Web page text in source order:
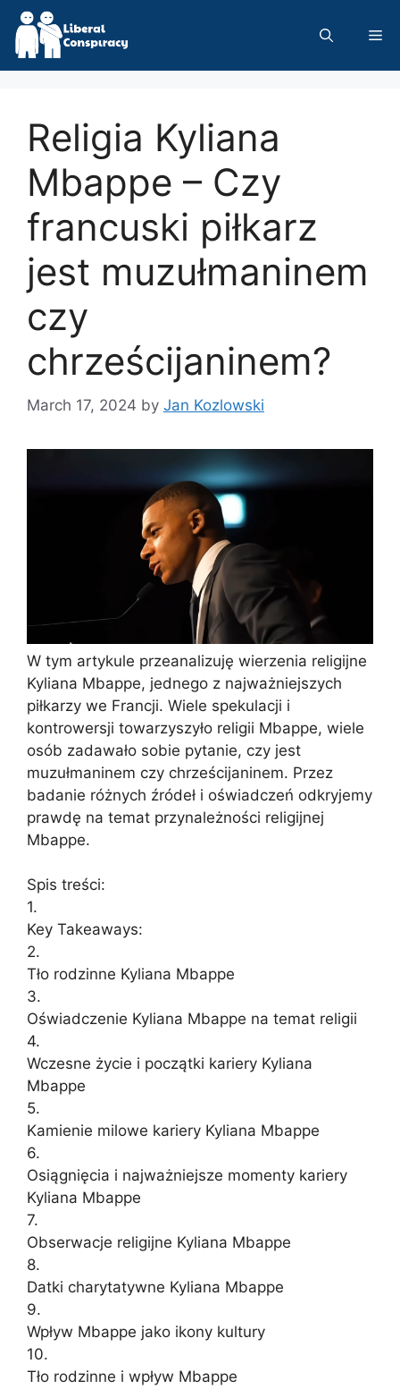
Skip
content
Religia Kyliana
Mbappe – Czy
francuski piłkarz
jest muzułmaninem
czy
chrześcijaninem?
March 17, 2024 by Jan Kozlowski
W tym artykule przeanalizuję wierzenia religijne
Kyliana Mbappe, jednego z najważniejszych
piłkarzy we Francji. Wiele spekulacji i
kontrowersji towarzyszyło religii Mbappe, wiele
osób zadawało sobie pytanie, czy jest
muzułmaninem czy chrześcijaninem. Przez
badanie różnych źródeł i oświadczeń odkryjemy
prawdę na temat przynależności religijnej
Mbappe.
Spis treści:
1.
Key Takeaways:
2.
Tło rodzinne Kyliana Mbappe
3.
Oświadczenie Kyliana Mbappe na temat religii
4.
Wczesne życie i początki kariery Kyliana
Mbappe
5.
Kamienie milowe kariery Kyliana Mbappe
6.
Osiągnięcia i najważniejsze momenty kariery
Kyliana Mbappe
7.
Obserwacje religijne Kyliana Mbappe
8.
Datki charytatywne Kyliana Mbappe
9.
Wpływ Mbappe jako ikony kultury
10.
Tło rodzinne i wpływ Mbappe